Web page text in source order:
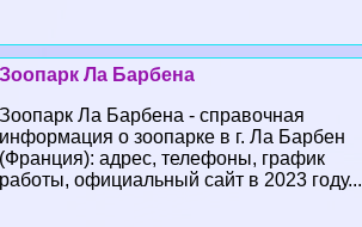
Зоопарк Ла Барбена
Зоопарк Ла Барбена - справочная
информация о зоопарке в г. Ла Барбен
(Франция): адрес, телефоны, график
работы, официальный сайт в 2023 году...